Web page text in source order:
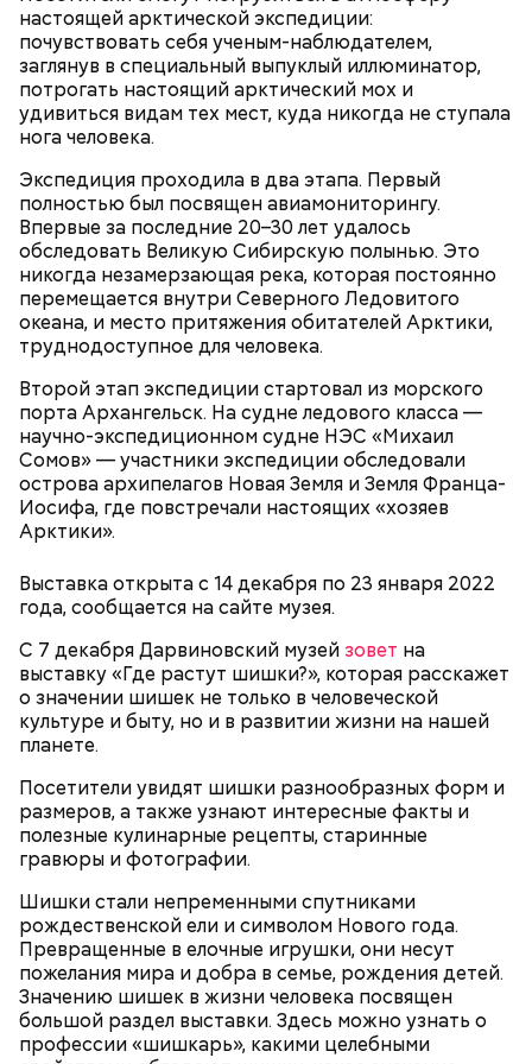
настоящей арктической экспедиции:
почувствовать себя ученым-наблюдателем,
заглянув в специальный выпуклый иллюминатор,
потрогать настоящий арктический мох и
удивиться видам тех мест, куда никогда не ступала
нога человека.
Экспедиция проходила в два этапа. Первый
полностью был посвящен авиамониторингу.
Впервые за последние 20–30 лет удалось
обследовать Великую Сибирскую полынью. Это
никогда незамерзающая река, которая постоянно
перемещается внутри Северного Ледовитого
океана, и место притяжения обитателей Арктики,
труднодоступное для человека.
Второй этап экспедиции стартовал из морского
порта Архангельск. На судне ледового класса —
научно-экспедиционном судне НЭС «Михаил
Сомов» — участники экспедиции обследовали
острова архипелагов Новая Земля и Земля Франца-
Иосифа, где повстречали настоящих «хозяев
Арктики».
Выставка открыта с 14 декабря по 23 января 2022
года, сообщается на сайте музея.
С 7 декабря Дарвиновский музейзовет на
выставку «Где растут шишки?», которая расскажет
о значении шишек не только в человеческой
культуре и быту, но и в развитии жизни на нашей
планете.
Посетители увидят шишки разнообразных форм и
размеров, а также узнают интересные факты и
полезные кулинарные рецепты, старинные
гравюры и фотографии.
Шишки стали непременными спутниками
рождественской ели и символом Нового года.
Превращенные в елочные игрушки, они несут
пожелания мира и добра в семье, рождения детей.
Значению шишек в жизни человека посвящен
большой раздел выставки. Здесь можно узнать о
профессии «шишкарь», какими целебными
Как и в другие посты, на пост Успенский нельзя:
сквернословить, а кроме того пустословить,
чревоугодничать;
гневаться, что по поводу, что без повода.
Что нужно делать в Успенский пост:
Молодая красавица Фэй Форрестер (Джоан Уэйли-
Килмер) помогает своему любовнику Винсу (Майкл
Мэдсен) совершить дерзкое ограбление двух
членов мафии и забрать у них чемоданчик с
огромной суммой денег. Парочка отправляется в
автомобильное путешествие подальше от места
происшествия. «Вырубив» Винса, Фэй обращается
Попав под власть чар Фэй, Джек соглашается, и как
по нотам разыгрывает «иллюзию убийства». После
того, как девушка исчезает, полиция, мафия и Винс
начинают охотиться за Джеком, чтобы выяснить,
где деньги и… «труп» Фэй. В 1989 году фильм
получил гран-при Кинофестиваля детективного
кино в Коньяке (Франция) и приобрел статус
культового. Во многом этому способствовала
искренняя манера игры Килмера, получившего
возможность сниматься вместе с супругой.
Джим Моррисон, «Дорз» (The Doors,
1991)
Фото: «Дорз» (The Doors, 1991)
Однажды Килмер до такой степени вжился в роль,
что прыгнул со сцены и сломал себе руку. В 1992
году за эту работу он был номинирован на премию
MTV Movie Awards в категории «Лучший актер».
King for a Day (из альбома "Synkronized", 1999)
Little L (из альбома "A Funk Odyssey", 2001)
Odyssey", 2001)